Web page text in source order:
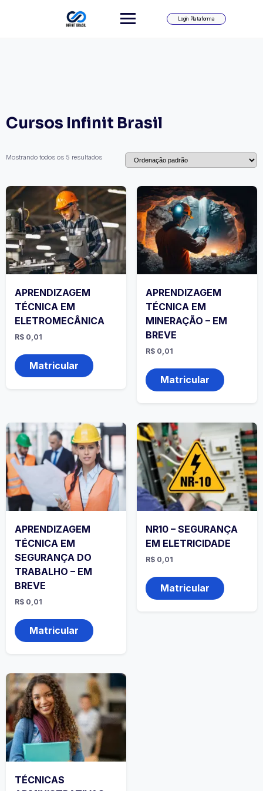
Login Plataforma
Cursos Infinit Brasil
Mostrando todos os 5 resultados
APRENDIZAGEM
TÉCNICA EM
ELETROMECÂNICA
R$ 0,01
Matricular
APRENDIZAGEM
TÉCNICA EM
MINERAÇÃO – EM
BREVE
R$0,01
Matricular
APRENDIZAGEM
TÉCNICA EM
SEGURANÇA DO
TRABALHO – EM
BREVE
R$ 0,01
Matricular
NR10 – SEGURANÇA
EM ELETRICIDADE
R$0,01
Matricular
TÉCNICAS